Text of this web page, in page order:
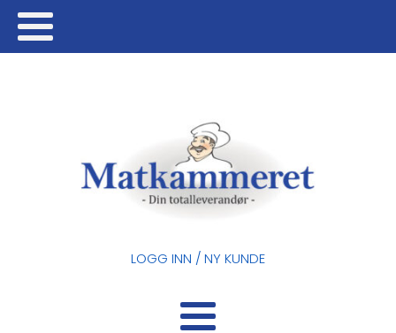
LOGG INN / NY KUNDE